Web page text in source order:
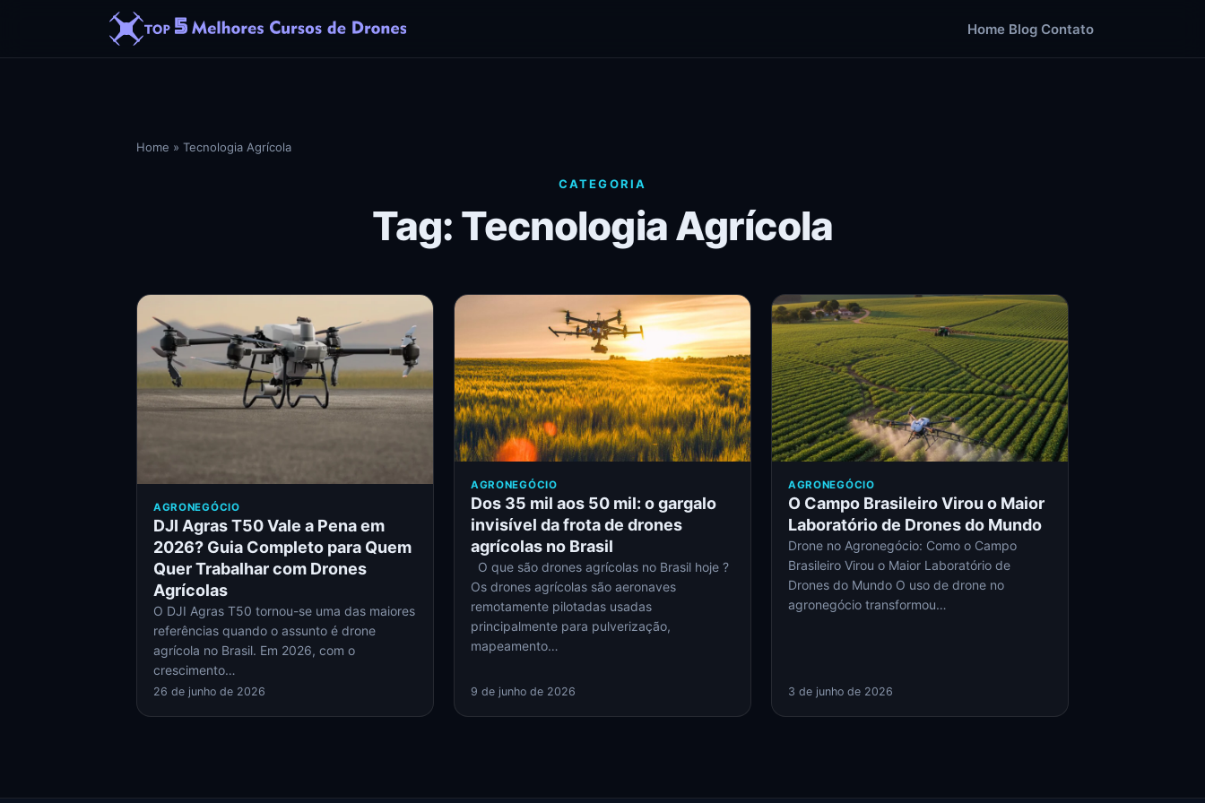
Home Blog Contato
Home » Tecnologia Agrícola
CATEGORIA
Tag: Tecnologia Agrícola
AGRONEGÓCIO
DJI Agras T50 Vale a Pena em
2026? Guia Completo para Quem
Quer Trabalhar com Drones
Agrícolas
O DJI Agras T50 tornou-se uma das maiores
referências quando o assunto é drone
agrícola no Brasil. Em 2026, com o
crescimento…
26 de junho de 2026
AGRONEGÓCIO
Dos 35 mil aos 50 mil: o gargalo
invisível da frota de drones
agrícolas no Brasil
O que são drones agrícolas no Brasil hoje ?
Os drones agrícolas são aeronaves
remotamente pilotadas usadas
principalmente para pulverização,
mapeamento…
9 de junho de 2026
AGRONEGÓCIO
O Campo Brasileiro Virou o Maior
Laboratório de Drones do Mundo
Drone no Agronegócio: Como o Campo
Brasileiro Virou o Maior Laboratório de
Drones do Mundo O uso de drone no
agronegócio transformou…
3 de junho de 2026